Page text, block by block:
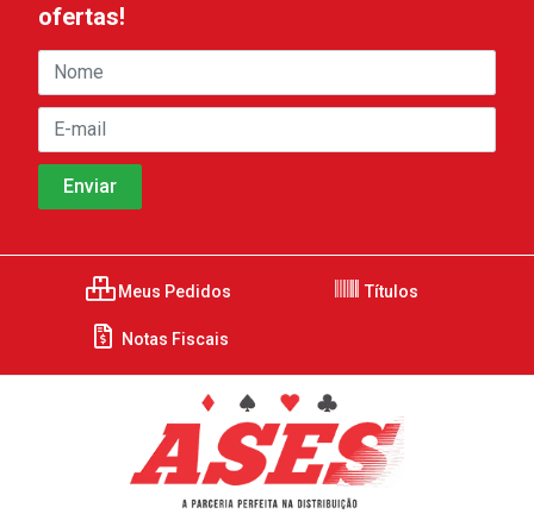
ofertas!
Meus Pedidos Títulos
Notas Fiscais